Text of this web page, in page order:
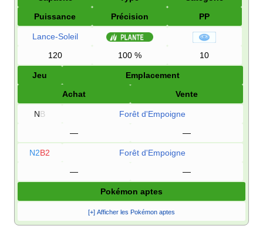
Puissance
Précision PP
Lance-Soleil
120
100 % 10
Jeu
Emplacement
Achat
Vente
NB
Forêt d'Empoigne
—
—
N2B2
Forêt d'Empoigne
—
—
Pokémon aptes
[+] Afficher les Pokémon aptes